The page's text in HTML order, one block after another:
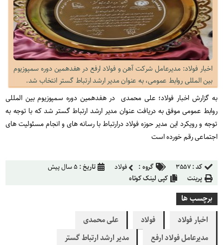
اخبار فولاد: مدیرعامل شرکت آهن و فولاد ارفع در هفدهمین دوره سمپوزیوم
بین المللی روابط عمومی، به عنوان مدیر ارشد ارتباط گستر انتخاب شد.
به گزارش اخبار فولاد؛ علی محمدی در هفدهمین دوره سمپوزیوم بین المللی
روابط عمومی موفق به دریافت عنوان مدیر ارشد ارتباط گستر شد که با توجه به
توجه و رویکرد این مدیر حوزه فولاد درارتباط با رسانه های و انجام مسئولیت های
اجتماعی رقم خورده است
کد :۳۵۵۷ گروه : فولاد تاریخ : ۵ سال پیش
پرینت
کپی لینک کوتاه
برچسب ها
اخبار فولاد
فولاد
علی محمدی
مدیرعامل فولاد ارفع
مدیر ارشد ارتباط گستر